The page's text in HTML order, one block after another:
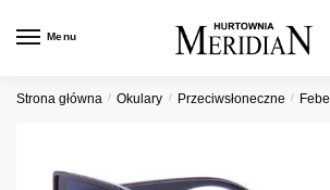
Menu
Strona główna / Okulary / Przeciwsłoneczne / Febe